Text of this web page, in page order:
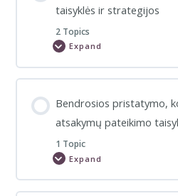
ir
rinkimo
strategijos,
taisyklės
jų
taisyklės ir strategijos
2 Topics
Expand
Efektyvios
ir
problemų
ir
Bendrosios pristatymo,
atsakymų pateikimo
1 Topic
Expand
Bendrosios
komunikacijos
ir